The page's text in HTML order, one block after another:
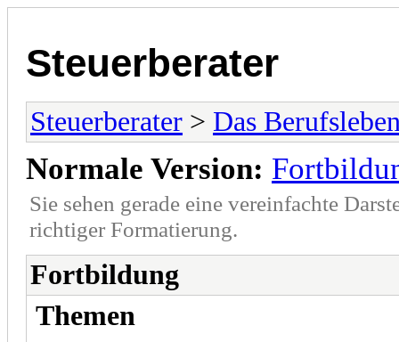
Steuerberater
Steuerberater > Das
Normale Version:
Sie sehen gerade eine vereinfachte
richtiger Formatierung.
Fortbildung
Themen